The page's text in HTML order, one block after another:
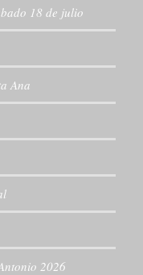
18 de julio
Ana
2026